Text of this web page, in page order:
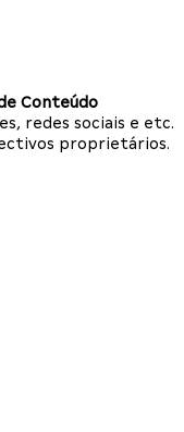
Conteúdo
redes sociais e etc.
proprietários.